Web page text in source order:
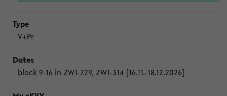
V+Pr
block 9-16 in ZW1-229, ZW1-314 [16.11.-18.12.2026]